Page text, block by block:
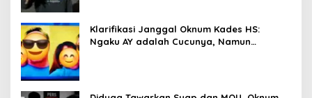
Klarifikasi Janggal Oknum Kades HS:
Ngaku AY adalah Cucunya, Namun